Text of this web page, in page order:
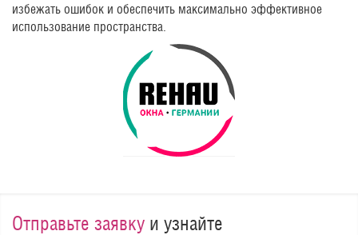
избежать ошибок и обеспечить максимально эффективное
использование пространства.
Отправьте заявку и узнайте